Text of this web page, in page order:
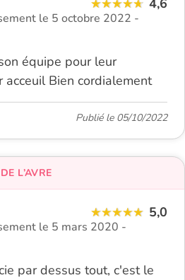
4,6
le 5 octobre 2022 -
équipe pour leur
Bien cordialement
Publié le 05/10/2022
5,0
le 5 mars 2020 -
par dessus tout, c'est le
L’AVRE